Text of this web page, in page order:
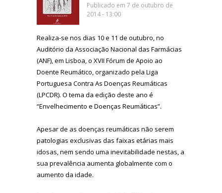
Publicado em 7 de outubro de
2014 - 13:00
Realiza-se nos dias 10 e 11 de outubro, no
Auditório da Associação Nacional das Farmácias
(ANF), em Lisboa, o XVII Fórum de Apoio ao
Doente Reumático, organizado pela Liga
Portuguesa Contra As Doenças Reumáticas
(LPCDR). O tema da edição deste ano é
“Envelhecimento e Doenças Reumáticas”.
Apesar de as doenças reumáticas não serem
patologias exclusivas das faixas etárias mais
idosas, nem sendo uma inevitabilidade nestas, a
sua prevalência aumenta globalmente com o
aumento da idade.